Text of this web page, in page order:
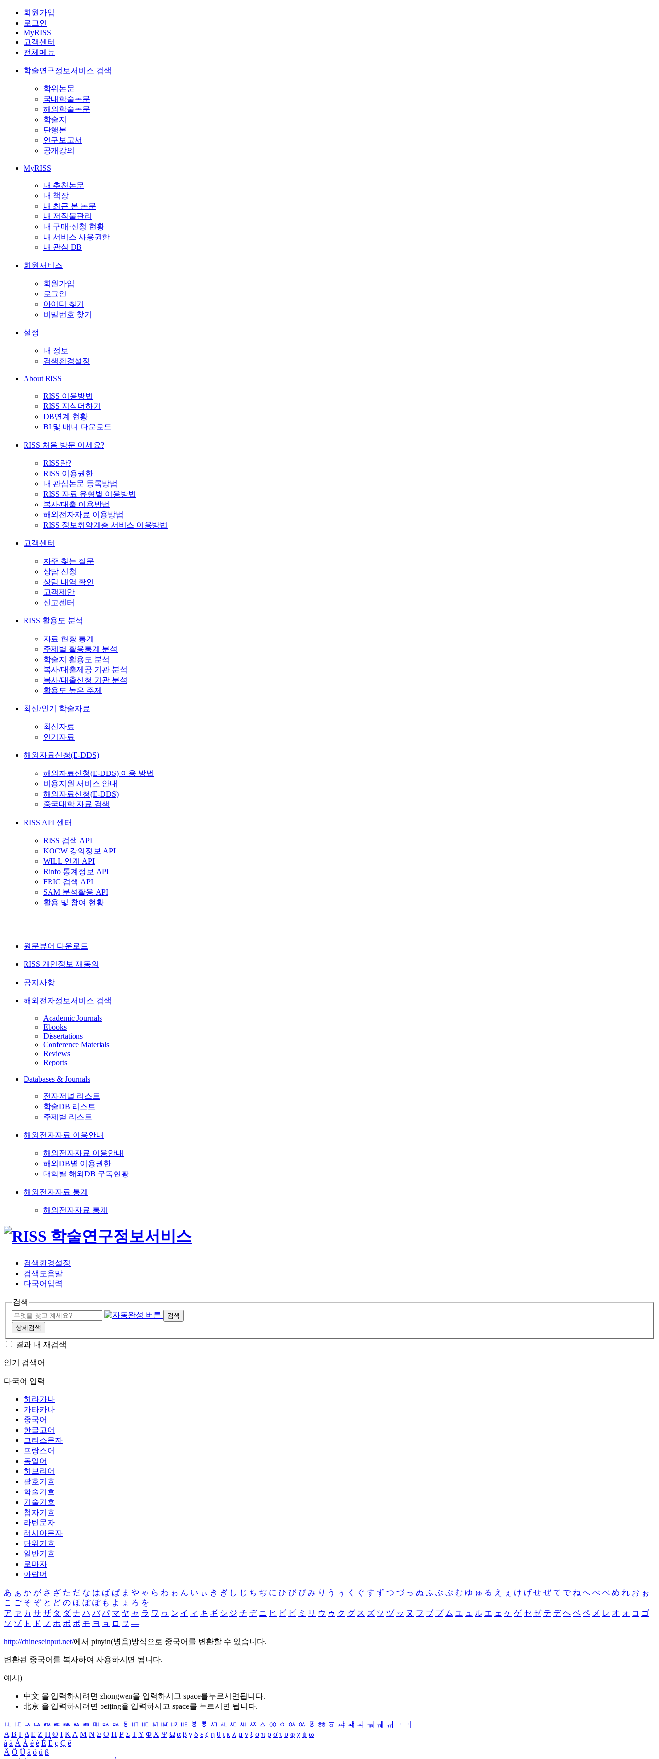
회원가입
로그인
MyRISS
고객센터
전체메뉴
학술연구정보서비스 검색
학위논문
국내학술논문
해외학술논문
학술지
단행본
연구보고서
공개강의
MyRISS
내 추천논문
내 책장
내 최근 본 논문
내 저작물관리
내 구매·신청 현황
내 서비스 사용권한
내 관심 DB
회원서비스
회원가입
로그인
아이디 찾기
비밀번호 찾기
설정
내 정보
검색환경설정
About RISS
RISS 이용방법
RISS 지식더하기
DB연계 현황
BI 및 배너 다운로드
RISS 처음 방문 이세요?
RISS란?
RISS 이용권한
내 관심논문 등록방법
RISS 자료 유형별 이용방법
복사/대출 이용방법
해외전자자료 이용방법
RISS 정보취약계층 서비스 이용방법
고객센터
자주 찾는 질문
상담 신청
상담 내역 확인
고객제안
신고센터
RISS 활용도 분석
자료 현황 통계
주제별 활용통계 분석
학술지 활용도 분석
복사/대출제공 기관 분석
복사/대출신청 기관 분석
활용도 높은 주제
최신/인기 학술자료
최신자료
인기자료
해외자료신청(E-DDS)
해외자료신청(E-DDS) 이용 방법
비용지원 서비스 안내
해외자료신청(E-DDS)
중국대학 자료 검색
RISS API 센터
RISS 검색 API
KOCW 강의정보 API
WILL 연계 API
Rinfo 통계정보 API
FRIC 검색 API
SAM 분석활용 API
활용 및 참여 현황
원문뷰어 다운로드
RISS 개인정보 재동의
공지사항
해외전자정보서비스 검색
Academic Journals
Ebooks
Dissertations
Conference Materials
Reviews
Reports
Databases & Journals
전자저널 리스트
학술DB 리스트
주제별 리스트
해외전자자료 이용안내
해외전자자료 이용안내
해외DB별 이용권한
대학별 해외DB 구독현황
해외전자자료 통계
해외전자자료 통계
검색환경설정
검색도움말
다국어입력
검색
검색
상세검색
결과 내 재검색
인기 검색어
다국어 입력
히라가나
가타카나
중국어
한글고어
그리스문자
프랑스어
독일어
히브리어
괄호기호
학술기호
기술기호
첨자기호
라틴문자
러시아문자
단위기호
일반기호
로마자
아랍어
あ ぁ か が さ ざ た だ な は ば ぱ ま や ゃ ら わ ゎ ん い ぃ き ぎ し じ ち ぢ に ひ び ぴ み り う ぅ く ぐ す ず つ づ っ ぬ ふ ぶ ぷ む ゆ ゅ る え ぇ け げ せ ぜ て で ね へ べ ぺ め れ お ぉ
こ ご そ ぞ と ど の ほ ぼ ぽ も よ ょ ろ を
ア ァ カ サ ザ タ ダ ナ ハ バ パ マ ヤ ャ ラ ワ ヮ ン イ ィ キ ギ シ ジ チ ヂ ニ ヒ ビ ピ ミ リ ウ ゥ ク グ ス ズ ツ ヅ ッ ヌ フ ブ プ ム ユ ュ ル エ ェ ケ ゲ セ ゼ テ デ ヘ ベ ペ メ レ オ ォ コ ゴ
ソ ゾ ト ド ノ ホ ボ ポ モ ヨ ョ ロ ヲ ―
http://chineseinput.net/에서 pinyin(병음)방식으로 중국어를 변환할 수 있습니다.
변환된 중국어를 복사하여 사용하시면 됩니다.
예시)
中文 을 입력하시려면 zhongwen을 입력하시고 space를누르시면됩니다.
北京 을 입력하시려면 beijing을 입력하시고 space를 누르시면 됩니다.
ㅥ ㅦ ㅧ ㅨ ㅩ ㅪ ㅫ ㅬ ㅭ ㅮ ㅯ ㅰ ㅱ ㅲ ㅳ ㅴ ㅵ ㅶ ㅷ ㅸ ㅹ ㅺ ㅻ ㅼ ㅽ ㅾ ㅿ ㆀ ㆁ ㆂ ㆃ ㆄ ㆅ ㆆ ㆇ ㆈ ㆉ ㆊ ㆋ ㆌ ㆍ
ㆎ
Α Β ΓΔ Ε Ζ Η Θ Ι ΚΛ Μ Ν Ξ Ο Π Ρ Σ ΤΥ Φ Χ Ψ Ω α β γ δ ε ζ η θ ι κ λ μ ν ξ ο π ρ σ τ υ φ χ ψ ω
á à Á À é è É È ç Ç ê
Ä Ö Ü ä ö ü ß